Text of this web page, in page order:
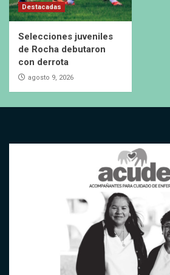
Destacadas
Selecciones juveniles
de Rocha debutaron
con derrota
agosto 9, 2026